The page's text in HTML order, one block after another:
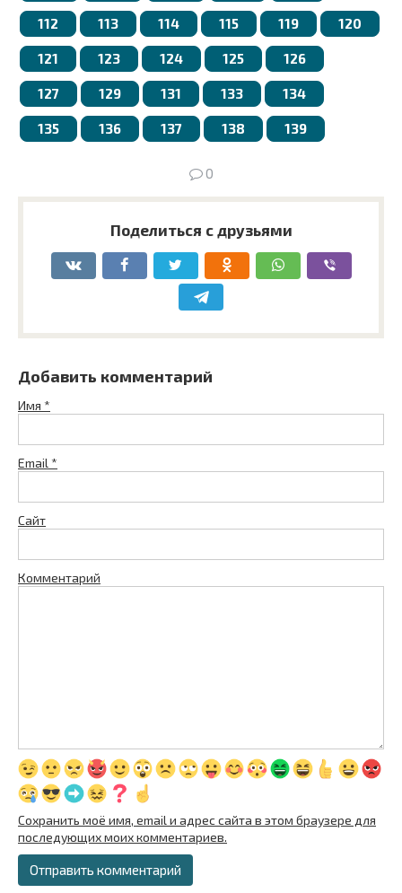
112 113 114 115 119 120
121 123 124 125 126
127 129 131 133 134
135 136 137 138 139
0
Поделиться с друзьями
Добавить комментарий
Имя *
Email *
Сайт
Комментарий
Сохранить моё имя, email и адрес сайта в этом браузере для
последующих моих комментариев.